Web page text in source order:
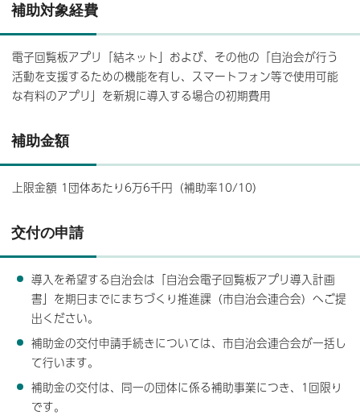
補助対象経費
電子回覧板アプリ「結ネット」および、その他の「自治会が行う
活動を支援するための機能を有し、スマートフォン等で使用可能
な有料のアプリ」を新規に導入する場合の初期費用
補助金額
上限金額 1団体あたり6万6千円（補助率10/10）
交付の申請
導入を希望する自治会は「自治会電子回覧板アプリ導入計画
書」を期日までにまちづくり推進課（市自治会連合会）へご提
出ください。
補助金の交付申請手続きについては、市自治会連合会が一括し
て行います。
補助金の交付は、同一の団体に係る補助事業につき、1回限り
です。